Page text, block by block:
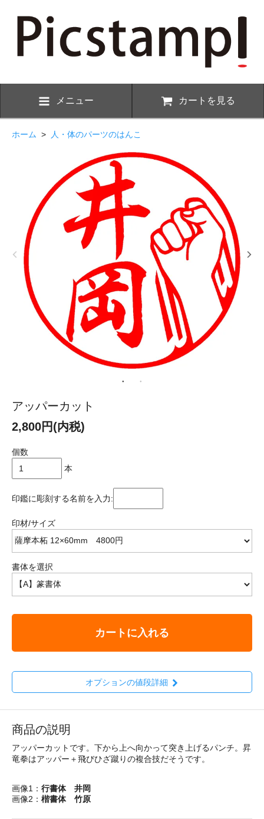
メニュー カートを見る
ホーム > 人・体のパーツのはんこ
アッパーカット
2,800円(内税)
個数
本
印鑑に彫刻する名前を入力:
印材/サイズ
書体を選択
カートに入れる
オプションの値段詳細
商品の説明
アッパーカットです。下から上へ向かって突き上げるパンチ。昇
竜拳はアッパー＋飛びひざ蹴りの複合技だそうです。
画像1： 行書体 井岡
画像2： 楷書体 竹原